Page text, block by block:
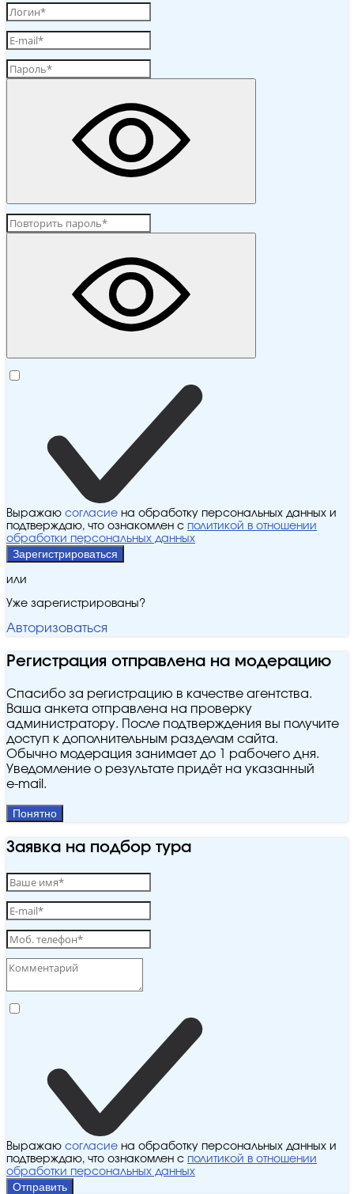
Выражаю согласие на обработку персональных данных и
подтверждаю, что ознакомлен с политикой в отношении
обработки персональных данных
Зарегистрироваться
или
Уже зарегистрированы?
Авторизоваться
Регистрация отправлена на модерацию
Спасибо за регистрацию в качестве агентства.
Ваша анкета отправлена на проверку
администратору. После подтверждения вы получите
доступ к дополнительным разделам сайта.
Обычно модерация занимает до 1 рабочего дня.
Уведомление о результате придёт на указанный
e‑mail.
Понятно
Заявка на подбор тура
Выражаю согласие на обработку персональных данных и
подтверждаю, что ознакомлен с политикой в отношении
обработки персональных данных
Отправить